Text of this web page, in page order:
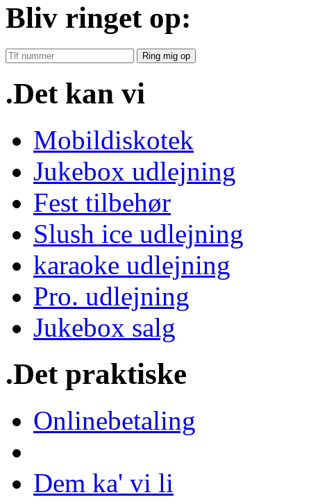
Bliv ringet op:
Ring mig op
.Det kan vi
Mobildiskotek
Jukebox udlejning
Fest tilbehør
Slush ice udlejning
karaoke udlejning
Pro. udlejning
Jukebox salg
.Det praktiske
Onlinebetaling
Dem ka' vi li